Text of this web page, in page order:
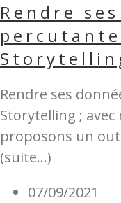
Rendre
Rendre ses
Storytelling ;
proposons un
(suite…)
07/09/2021